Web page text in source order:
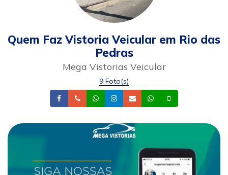
Quem Faz Vistoria Veicular em Rio das
Pedras
Mega Vistorias Veicular
9 Foto(s)
FacebookTelefoneWhatsappInstagram
Email Whatsapp